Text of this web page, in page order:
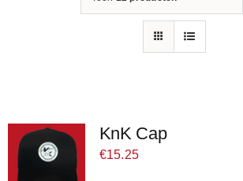
KnK Cap
€15.25